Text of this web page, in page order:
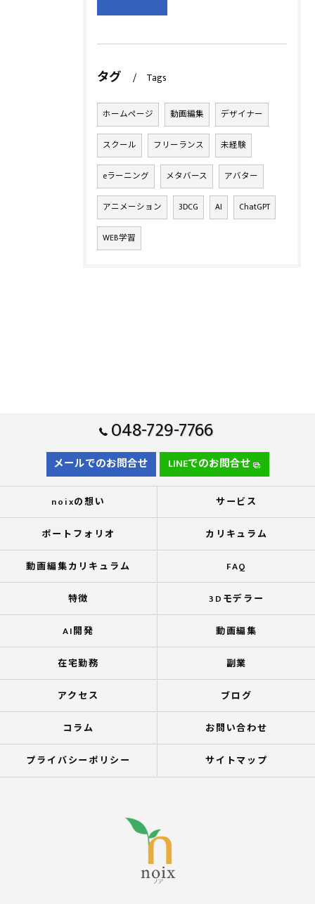
タグ Tags
ホームページ 動画編集 デザイナー
スクール フリーランス 未経験
eラーニング メタバース アバター
アニメーション 3DCG AI ChatGPT
WEB学習
048-729-7766
メールでのお問合せ LINEでのお問合せ
noixの想い サービス
ポートフォリオ カリキュラム
動画編集カリキュラム FAQ
特徴 3Dモデラー
AI開発 動画編集
在宅勤務 副業
アクセス ブログ
コラム お問い合わせ
プライバシーポリシー サイトマップ